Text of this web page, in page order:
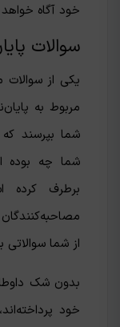
خود آگاه
سوالات
یکی از
مربوط به
شما بپرسند
شما چه بوده
برطرف
از شما سوالاتی
بدون شک
خود